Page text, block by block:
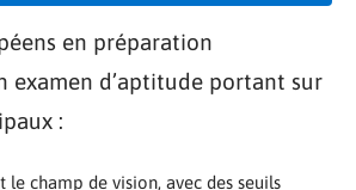
en préparation
examen d’aptitude portant sur
:
le champ de vision, avec des seuils